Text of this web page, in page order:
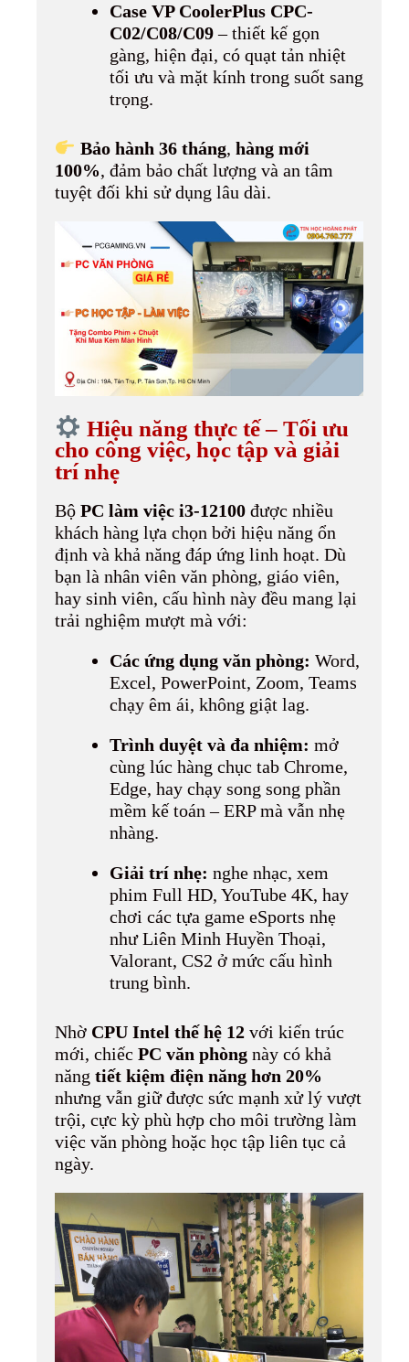
Case VP CoolerPlus CPC-
C02/C08/C09– thiết kế gọn
gàng, hiện đại, có quạt tản nhiệt
tối ưu và mặt kính trong suốt sang
trọng.
Bảo hành 36 tháng, hàng mới
100%, đảm bảo chất lượng và an tâm
tuyệt đối khi sử dụng lâu dài.
Hiệu năng thực tế – Tối ưu
cho công việc, học tập và giải
trí nhẹ
Bộ PC làm việc i3-12100 được nhiều
khách hàng lựa chọn bởi hiệu năng ổn
định và khả năng đáp ứng linh hoạt. Dù
bạn là nhân viên văn phòng, giáo viên,
hay sinh viên, cấu hình này đều mang lại
trải nghiệm mượt mà với:
Các ứng dụng văn phòng: Word,
Excel, PowerPoint, Zoom, Teams
chạy êm ái, không giật lag.
Trình duyệt và đa nhiệm: mở
cùng lúc hàng chục tab Chrome,
Edge, hay chạy song song phần
mềm kế toán – ERP mà vẫn nhẹ
nhàng.
Giải trí nhẹ: nghe nhạc, xem
phim Full HD, YouTube 4K, hay
chơi các tựa game eSports nhẹ
như Liên Minh Huyền Thoại,
Valorant, CS2 ở mức cấu hình
trung bình.
Nhờ CPU Intel thế hệ 12 với kiến trúc
mới, chiếc PC văn phòng này có khả
năng tiết kiệm điện năng hơn 20%
nhưng vẫn giữ được sức mạnh xử lý vượt
trội, cực kỳ phù hợp cho môi trường làm
việc văn phòng hoặc học tập liên tục cả
ngày.